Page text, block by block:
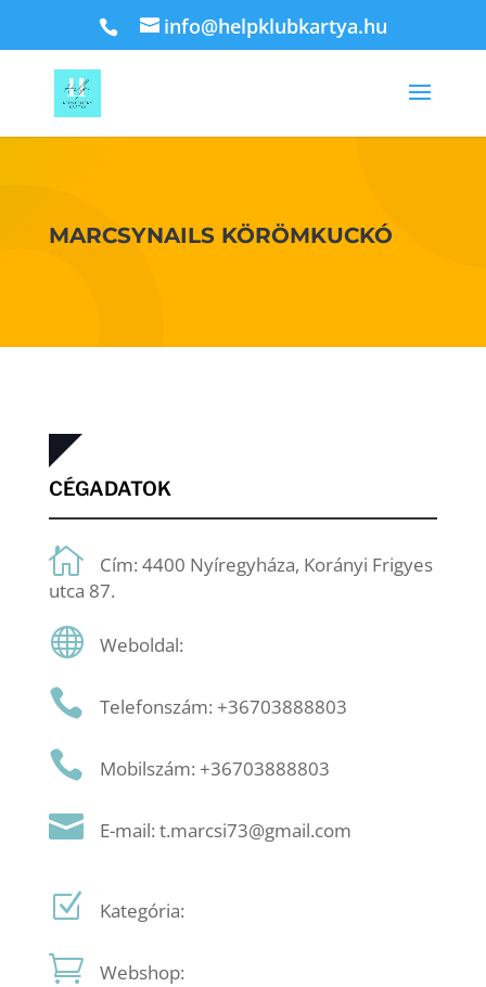
info@helpklubkartya.hu
MARCSYNAILS KÖRÖMKUCKÓ
CÉGADATOK
Cím: 4400 Nyíregyháza, Korányi Frigyes
utca 87.
Weboldal:
Telefonszám: +36703888803
Mobilszám: +36703888803
E-mail: t.marcsi73@gmail.com
Kategória:
Webshop: